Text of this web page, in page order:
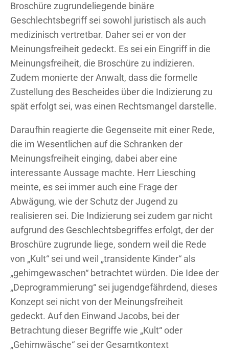
Broschüre zugrundeliegende binäre
Geschlechtsbegriff sei sowohl juristisch als auch
medizinisch vertretbar. Daher sei er von der
Meinungsfreiheit gedeckt. Es sei ein Eingriff in die
Meinungsfreiheit, die Broschüre zu indizieren.
Zudem monierte der Anwalt, dass die formelle
Zustellung des Bescheides über die Indizierung zu
spät erfolgt sei, was einen Rechtsmangel darstelle.
Daraufhin reagierte die Gegenseite mit einer Rede,
die im Wesentlichen auf die Schranken der
Meinungsfreiheit einging, dabei aber eine
interessante Aussage machte. Herr Liesching
meinte, es sei immer auch eine Frage der
Abwägung, wie der Schutz der Jugend zu
realisieren sei. Die Indizierung sei zudem gar nicht
aufgrund des Geschlechtsbegriffes erfolgt, der der
Broschüre zugrunde liege, sondern weil die Rede
von „Kult“ sei und weil „transidente Kinder“ als
„gehirngewaschen“ betrachtet würden. Die Idee der
„Deprogrammierung“ sei jugendgefährdend, dieses
Konzept sei nicht von der Meinungsfreiheit
gedeckt. Auf den Einwand Jacobs, bei der
Betrachtung dieser Begriffe wie „Kult“ oder
„Gehirnwäsche“ sei der Gesamtkontext